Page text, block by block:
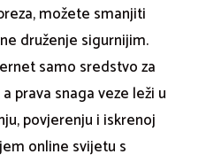
možete smanjiti
druženje sigurnijim.
samo sredstvo za
prava snaga veze leži u
povjerenju i iskrenoj
online svijetu s